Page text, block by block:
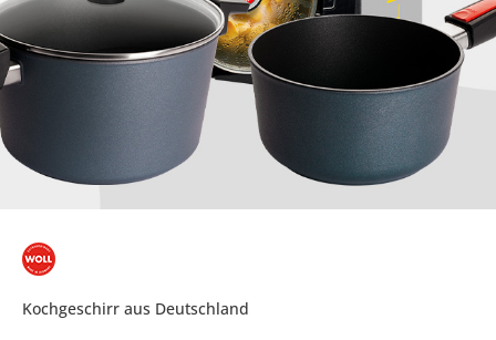
Kochgeschirr aus Deutschland